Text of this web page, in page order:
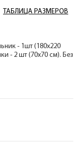
ТАБЛИЦА РАЗМЕРОВ
- 1шт (180х220
- 2 шт (70х70 см). Без